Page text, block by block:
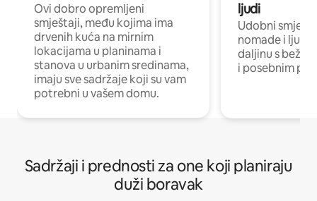
Ovi dobro opremljeni
smještaji, među kojima ima
drvenih kuća na mirnim
lokacijama u planinama i
stanova u urbanim sredinama,
imaju sve sadržaje koji su vam
potrebni u vašem domu.
ljudi
Udobni
nomade i ljude
daljinu s
i posebnim
Sadržaji i prednosti za one koji planiraju
duži boravak